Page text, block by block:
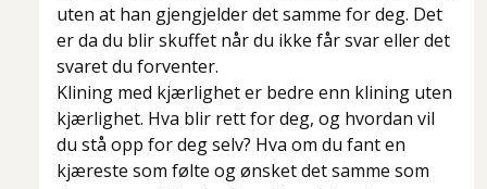
uten at han gjengjelder det samme for deg. Det
er da du blir skuffet når du ikke får svar eller det
svaret du forventer.
Klining med kjærlighet er bedre enn klining uten
kjærlighet. Hva blir rett for deg, og hvordan vil
du stå opp for deg selv? Hva om du fant en
kjæreste som følte og ønsket det samme som